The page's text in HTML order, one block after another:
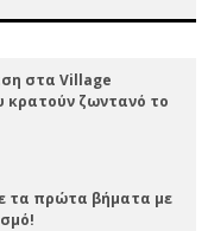
στα Village
κρατούν ζωντανό το
τα πρώτα βήματα με